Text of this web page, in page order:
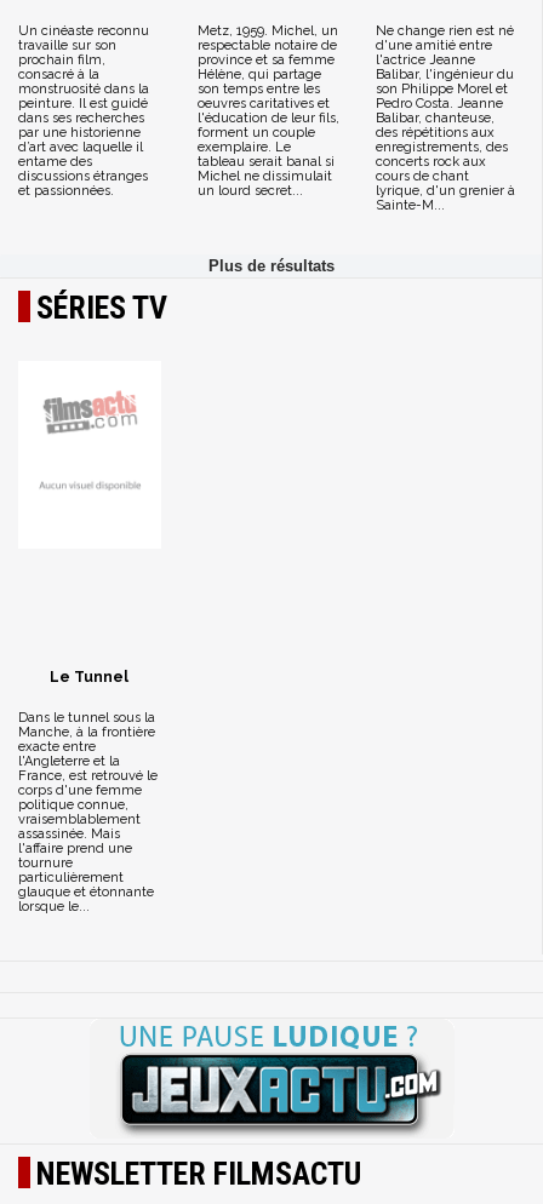
Un cinéaste reconnu
travaille sur son
prochain film,
consacré à la
monstruosité dans la
peinture. Il est guidé
dans ses recherches
par une historienne
d’art avec laquelle il
entame des
discussions étranges
et passionnées.
Metz, 1959. Michel, un
respectable notaire de
province et sa femme
Hélène, qui partage
son temps entre les
oeuvres caritatives et
l'éducation de leur fils,
forment un couple
exemplaire. Le
tableau serait banal si
Michel ne dissimulait
un lourd secret...
Ne change rien est né
d'une amitié entre
l'actrice Jeanne
Balibar, l'ingénieur du
son Philippe Morel et
Pedro Costa. Jeanne
Balibar, chanteuse,
des répétitions aux
enregistrements, des
concerts rock aux
cours de chant
lyrique, d'un grenier à
Sainte-M...
SÉRIES TV
Le Tunnel
Dans le tunnel sous la
Manche, à la frontière
exacte entre
l'Angleterre et la
France, est retrouvé le
corps d'une femme
politique connue,
vraisemblablement
assassinée. Mais
l'affaire prend une
tournure
particulièrement
glauque et étonnante
lorsque le...
NEWSLETTER FILMSACTU